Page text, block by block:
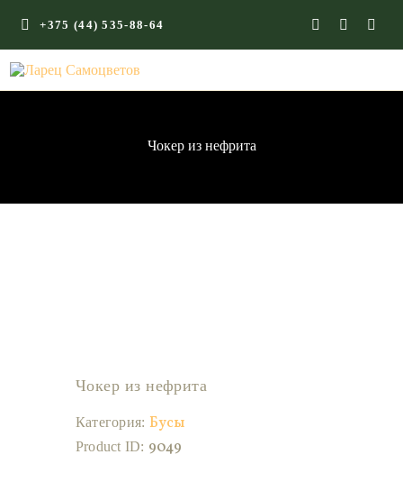
+375 (44) 535-88-64
Чокер из нефрита
ГЛАВНАЯ
ЭНЕРГИЯ ФОРМ
МАГАЗИН
Чокер из нефрита
Категория: Бусы
Product ID: 9049